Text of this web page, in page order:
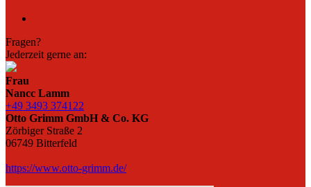
Fragen?
Jederzeit gerne an:
Frau
Nancc Lamm
+49 3493 374122
Otto Grimm GmbH & Co. KG
Zörbiger Straße 2
06749 Bitterfeld
https://www.otto-grimm.de/